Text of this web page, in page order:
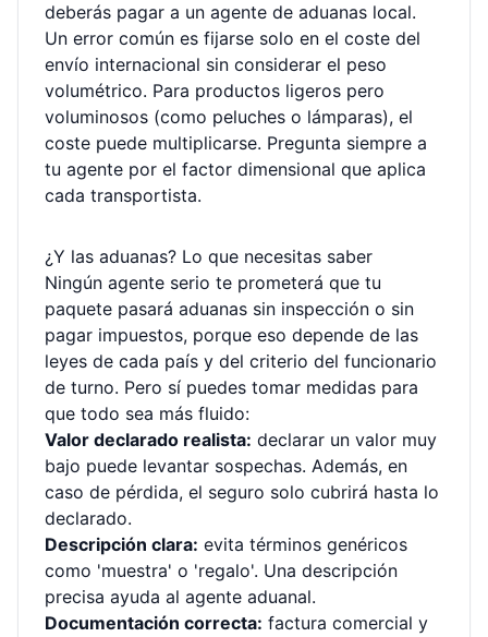
deberás pagar a un agente de aduanas local.
Un error común es fijarse solo en el coste del
envío internacional sin considerar el peso
volumétrico. Para productos ligeros pero
voluminosos (como peluches o lámparas), el
coste puede multiplicarse. Pregunta siempre a
tu agente por el factor dimensional que aplica
cada transportista.
¿Y las aduanas? Lo que necesitas saber
Ningún agente serio te prometerá que tu
paquete pasará aduanas sin inspección o sin
pagar impuestos, porque eso depende de las
leyes de cada país y del criterio del funcionario
de turno. Pero sí puedes tomar medidas para
que todo sea más fluido:
Valor declarado realista: declarar un valor muy
bajo puede levantar sospechas. Además, en
caso de pérdida, el seguro solo cubrirá hasta lo
declarado.
Descripción clara: evita términos genéricos
como 'muestra' o 'regalo'. Una descripción
precisa ayuda al agente aduanal.
Documentación correcta: factura comercial y